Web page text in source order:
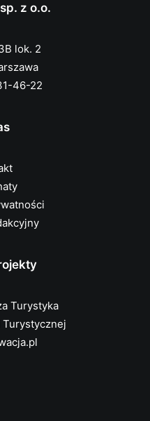
z o.o.
lok. 2
46-22
Turystyka
Turystycznej